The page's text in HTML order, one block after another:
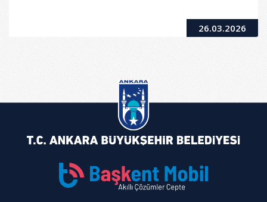
26.03.2026